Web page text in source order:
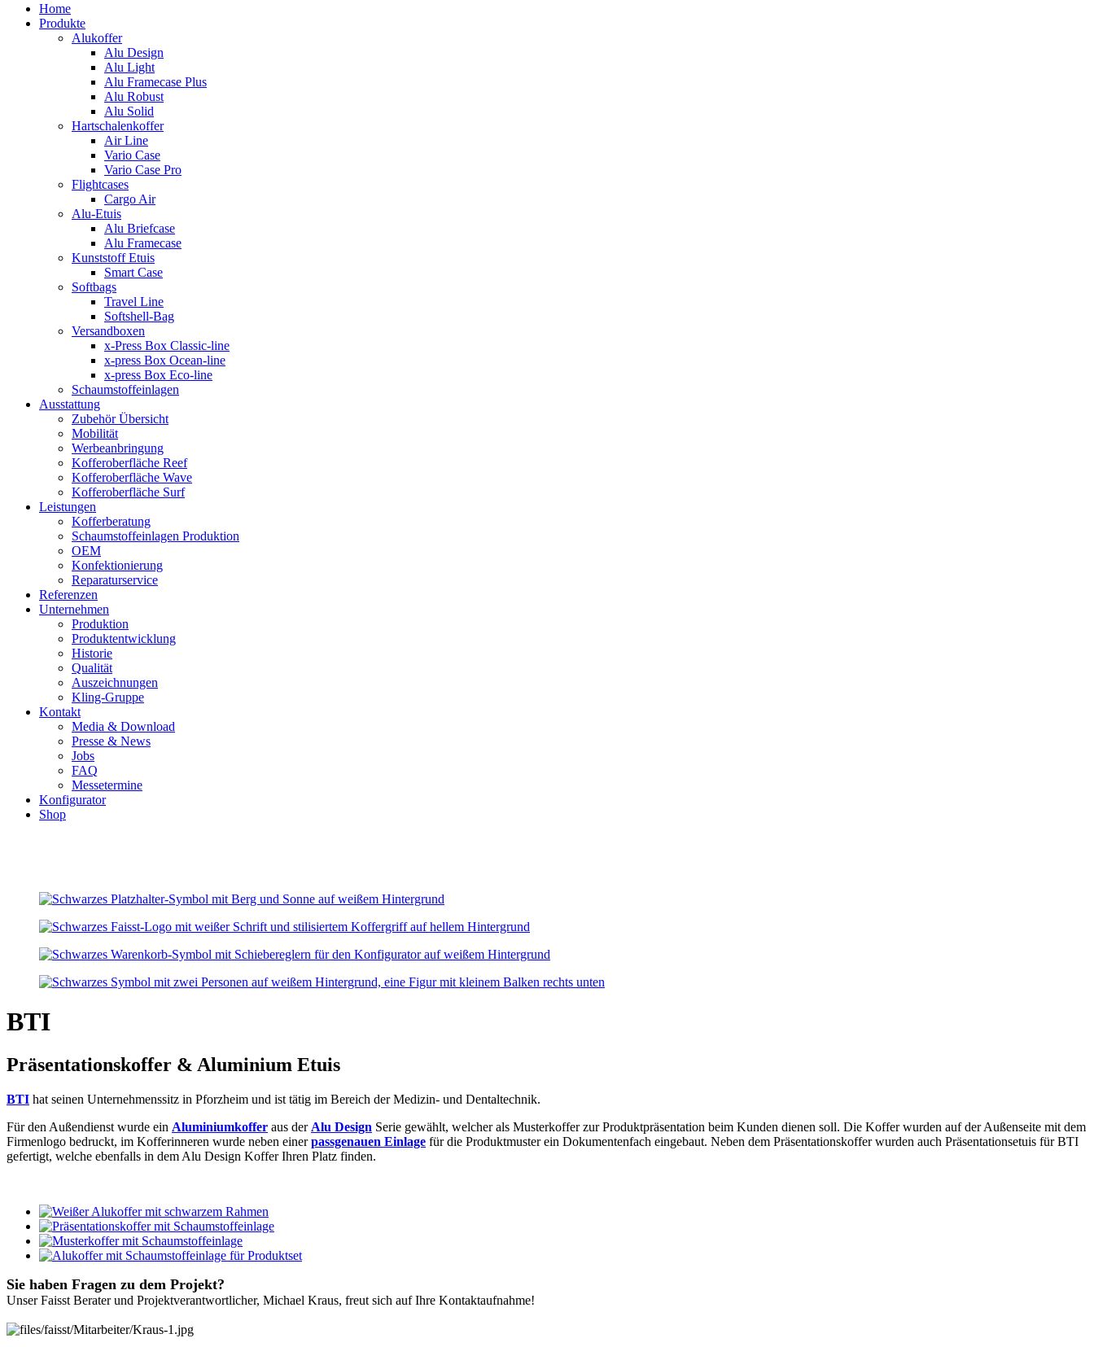
Home
Produkte
Alukoffer
Alu Design
Alu Light
Alu Framecase Plus
Alu Robust
Alu Solid
Hartschalenkoffer
Air Line
Vario Case
Vario Case Pro
Flightcases
Cargo Air
Alu-Etuis
Alu Briefcase
Alu Framecase
Kunststoff Etuis
Smart Case
Softbags
Travel Line
Softshell-Bag
Versandboxen
x-Press Box Classic-line
x-press Box Ocean-line
x-press Box Eco-line
Schaumstoffeinlagen
Ausstattung
Zubehör Übersicht
Mobilität
Werbeanbringung
Kofferoberfläche Reef
Kofferoberfläche Wave
Kofferoberfläche Surf
Leistungen
Kofferberatung
Schaumstoffeinlagen Produktion
OEM
Konfektionierung
Reparaturservice
Referenzen
Unternehmen
Produktion
Produktentwicklung
Historie
Qualität
Auszeichnungen
Kling-Gruppe
Kontakt
Media & Download
Presse & News
Jobs
FAQ
Messetermine
Konfigurator
Shop
BTI
Präsentationskoffer & Aluminium Etuis
BTI hat seinen Unternehmenssitz in Pforzheim und ist tätig im Bereich der Medizin- und Dentaltechnik.
Für den Außendienst wurde ein Aluminiumkoffer aus der Alu Design Serie gewählt, welcher als Musterkoffer zur Produktpräsentation beim Kunden dienen soll. Die Koffer wurden auf der Außenseite mit dem
Firmenlogo bedruckt, im Kofferinneren wurde neben einerpassgenauen Einlage für die Produktmuster ein Dokumentenfach eingebaut. Neben dem Präsentationskoffer wurden auch Präsentationsetuis für BTI
gefertigt, welche ebenfalls in dem Alu Design Koffer Ihren Platz finden.
Sie haben Fragen zu dem Projekt?
Unser Faisst Berater und Projektverantwortlicher, Michael Kraus, freut sich auf Ihre Kontaktaufnahme!